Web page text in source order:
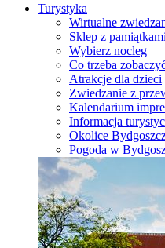
Turystyka
Wirtualne
Sklep z pamiątkami
Wybierz nocleg
Co trzeba
Atrakcje dla dzieci
Zwiedzanie z
Kalendarium
Informacja
Okolice
Pogoda w